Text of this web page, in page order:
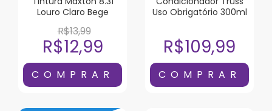
Louro Claro Bege
R$13,99
R$12,99
Uso Obrigatório 300ml
R$109,99